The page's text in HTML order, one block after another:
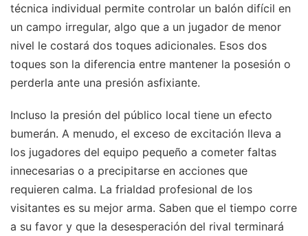
técnica individual permite controlar un balón difícil en
un campo irregular, algo que a un jugador de menor
nivel le costará dos toques adicionales. Esos dos
toques son la diferencia entre mantener la posesión o
perderla ante una presión asfixiante.
Incluso la presión del público local tiene un efecto
bumerán. A menudo, el exceso de excitación lleva a
los jugadores del equipo pequeño a cometer faltas
innecesarias o a precipitarse en acciones que
requieren calma. La frialdad profesional de los
visitantes es su mejor arma. Saben que el tiempo corre
a su favor y que la desesperación del rival terminará